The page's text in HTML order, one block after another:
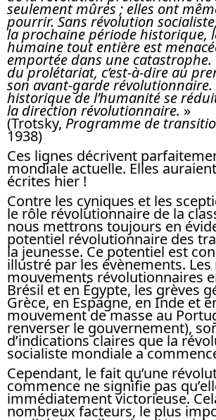
seulement mûres ; elles ont
pourrir. Sans révolution
la prochaine période historique,
humaine tout entière est
emportée dans une
du prolétariat, c’est-à-dire au
son avant-garde révolutionnaire.
historique de l’humanité se
la direction révolutionnaire. »
(Trotsky, Programme de
1938)
Ces lignes décrivent
mondiale actuelle. Elles
écrites hier !
Contre les cyniques et les
le rôle révolutionnaire de la
nous mettrons toujours en
potentiel révolutionnaire des
la jeunesse. Ce potentiel est
illustré par les évènements.
mouvements révolutionnaires
Brésil et en Égypte, les grèves
Grèce, en Espagne, en Inde et
mouvement de masse au
renverser le gouvernement),
d’indications claires que la
socialiste mondiale a
Cependant, le fait qu’une
commence ne signifie pas
immédiatement victorieuse.
nombreux facteurs, le plus